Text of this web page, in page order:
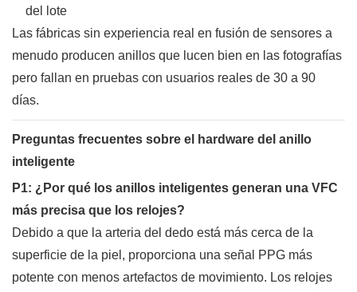
del lote
Las fábricas sin experiencia real en fusión de sensores a
menudo producen anillos que lucen bien en las fotografías
pero fallan en pruebas con usuarios reales de 30 a 90
días.
Preguntas frecuentes sobre el hardware del anillo
inteligente
P1: ¿Por qué los anillos inteligentes generan una VFC
más precisa que los relojes?
Debido a que la arteria del dedo está más cerca de la
superficie de la piel, proporciona una señal PPG más
potente con menos artefactos de movimiento. Los relojes